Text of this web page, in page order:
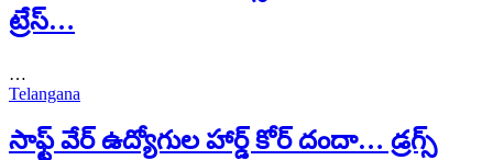
ట్రేస్…
…
Telangana
సాఫ్ట్ వేర్ ఉద్యోగుల హార్డ్ కోర్ దందా… డ్రగ్స్